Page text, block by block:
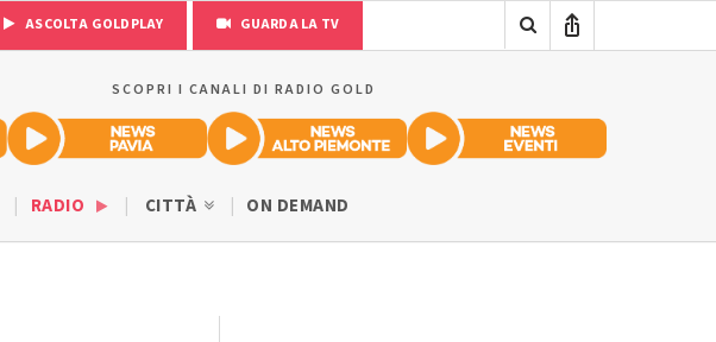
ASCOLTA GOLDPLAY GUARDA LA TV
SCOPRI I CANALI DI RADIO GOLD
RADIO CITTÀ ON DEMAND